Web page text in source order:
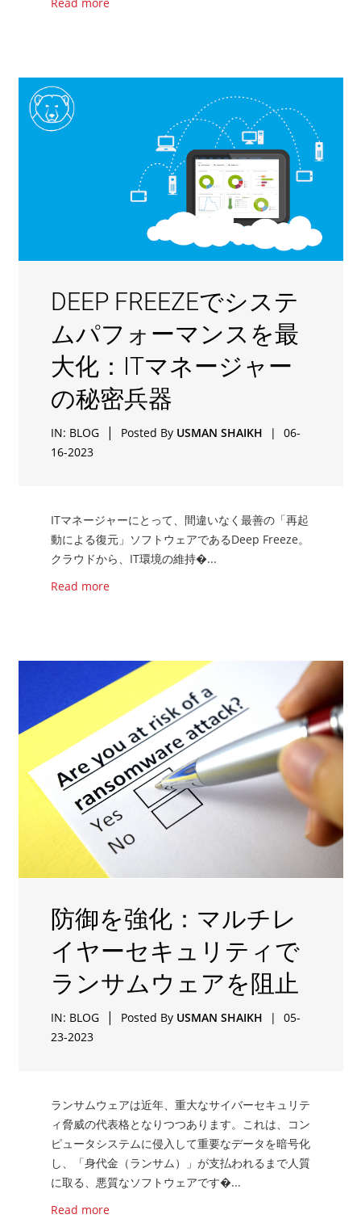
DEEP FREEZEでシステ
ムパフォーマンスを最
大化：ITマネージャー
の秘密兵器
IN: BLOG | Posted By USMAN SHAIKH |
06-
16-2023
ITマネージャーにとって、間違いなく最善の「再起
動による復元」ソフトウェアであるDeep Freeze。
クラウドから、IT環境の維持�...
Read more
防御を強化：マルチレ
イヤーセキュリティで
ランサムウェアを阻止
IN: BLOG | Posted By USMAN SHAIKH |
05-
23-2023
ランサムウェアは近年、重大なサイバーセキュリテ
ィ脅威の代表格となりつつあります。これは、コン
ピュータシステムに侵入して重要なデータを暗号化
し、「身代金（ランサム）」が支払われるまで人質
に取る、悪質なソフトウェアです�...
Read more